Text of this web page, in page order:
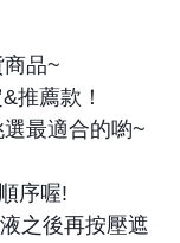
品~
推薦款！
最適合的喲~
序喔!
之後再按壓遮